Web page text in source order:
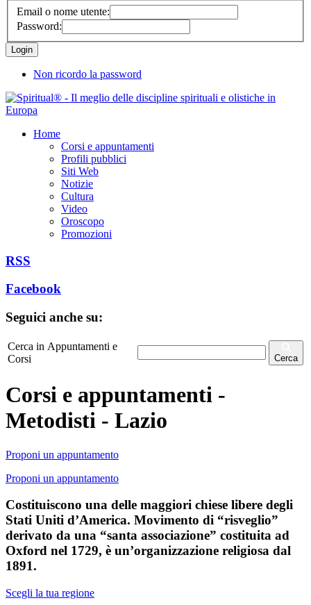
Email o nome utente:
Password:
Non ricordo la password
Home
Corsi e appuntamenti
Profili pubblici
Siti Web
Notizie
Cultura
Video
Oroscopo
Promozioni
RSS
Facebook
Seguici anche su:
Cerca in Appuntamenti e
Corsi
Cerca
Corsi e appuntamenti -
Metodisti - Lazio
Proponi un appuntamento
Proponi un appuntamento
Costituiscono una delle maggiori chiese libere degli
Stati Uniti d’America. Movimento di “risveglio”
derivato da una “santa associazione” costituita ad
Oxford nel 1729, è un’organizzazione religiosa dal
1891.
Scegli la tua regione